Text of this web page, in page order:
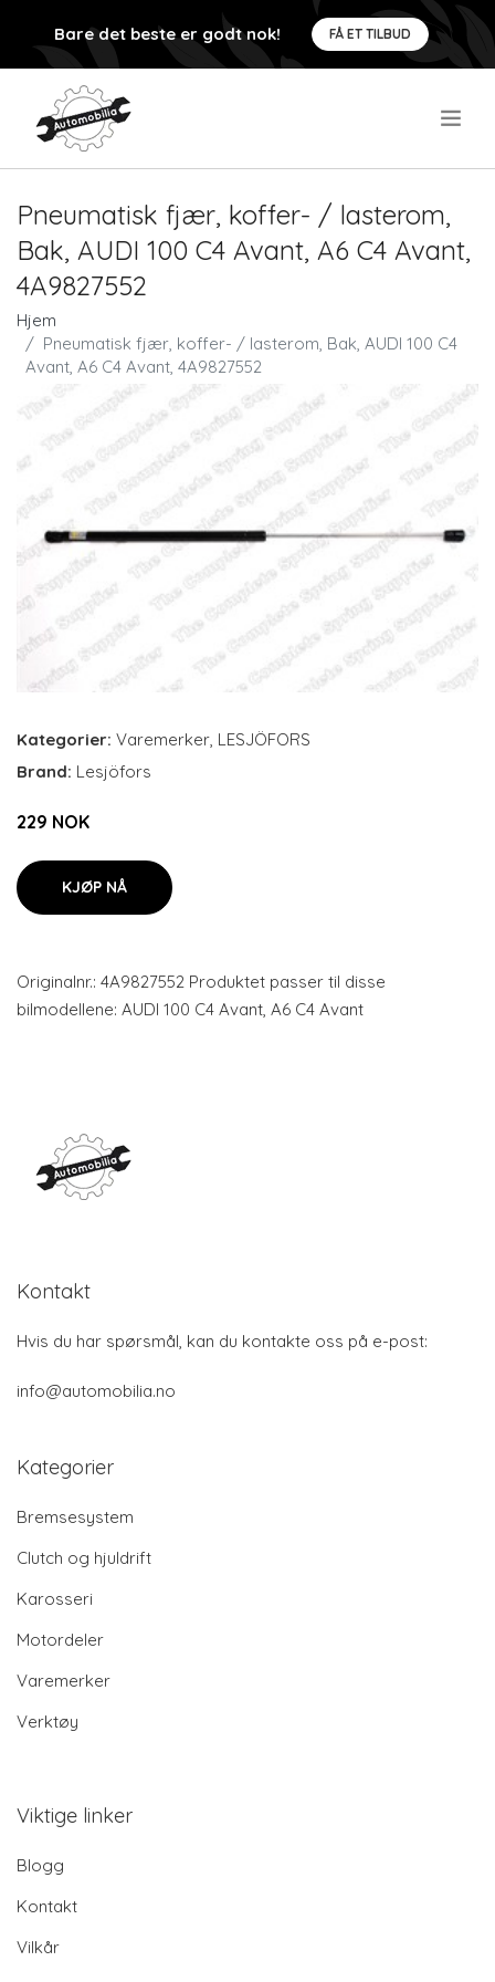
Bare det beste er godt nok! FÅ ET TILBUD
Pneumatisk fjær, koffer- / lasterom,
Bak, AUDI 100 C4 Avant, A6 C4 Avant,
4A9827552
Hjem
Pneumatisk fjær, koffer- / lasterom, Bak, AUDI 100 C4
Avant, A6 C4 Avant, 4A9827552
Kategorier: Varemerker LESJÖFORS
Brand: Lesjöfors
229 NOK
KJØP NÅ
Originalnr.: 4A9827552 Produktet passer til disse
bilmodellene: AUDI 100 C4 Avant, A6 C4 Avant
Kontakt
Hvis du har spørsmål, kan du kontakte oss på e-post:
info@automobilia.no
Kategorier
Bremsesystem
Clutch og hjuldrift
Karosseri
Motordeler
Varemerker
Verktøy
Viktige linker
Blogg
Kontakt
Vilkår